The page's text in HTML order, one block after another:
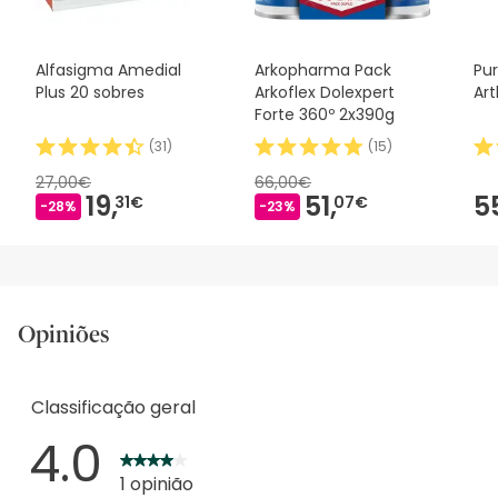
Alfasigma Amedial
Plus 20 sobres
(31)
27,00€
-28% 19,31€
Arkopharma Pack
Arkoflex Dolexpert
Forte 360º 2x390g
(15)
66,00€
-23% 51,07€
Opiniões
Classificação geral
4.0 1 opinião